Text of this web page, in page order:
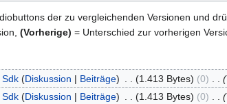
der zu vergleichenden Versionen und
(Vorherige) = Unterschied zur vorherigen
Sdk Diskussion Beiträge 1.413 Bytes 0
Sdk Diskussion Beiträge 1.413 Bytes 0